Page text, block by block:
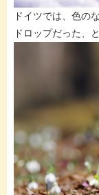
ドイツでは、色の
ドロップだった、